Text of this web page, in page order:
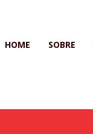
HOME SOBRE